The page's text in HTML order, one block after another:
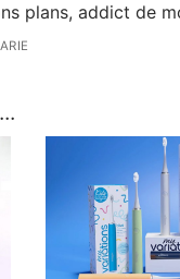
plans, addict de